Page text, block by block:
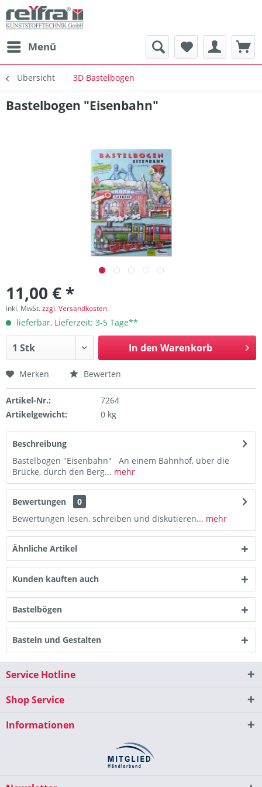
Menü
Übersicht 3D Bastelbogen
Bastelbogen "Eisenbahn"
11,00 € *
inkl. MwSt.zzgl. Versandkosten
lieferbar, Lieferzeit: 3-5 Tage**
In den Warenkorb
Merken Bewerten
Artikel-Nr.:
7264
Artikelgewicht:
0 kg
Beschreibung
Bastelbogen "Eisenbahn" An einem Bahnhof, über die
Brücke, durch den Berg... mehr
Bewertungen
0
Bewertungen lesen, schreiben und diskutieren... mehr
Ähnliche Artikel
Kunden kauften auch
Bastelbögen
Basteln und Gestalten
Service Hotline
Shop Service
Informationen